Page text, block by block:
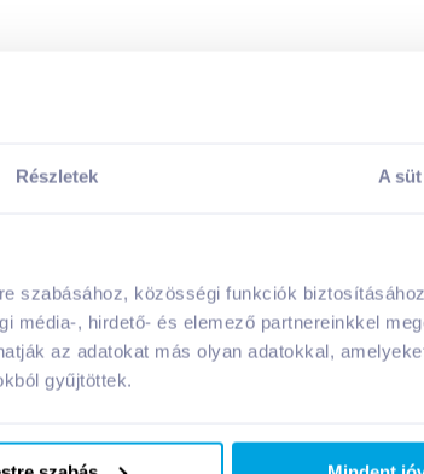
Részletek A
szabásához, közösségi funkciók
média-, hirdető- és elemező partnereinkkel
az adatokat más olyan adatokkal,
gyűjtöttek.